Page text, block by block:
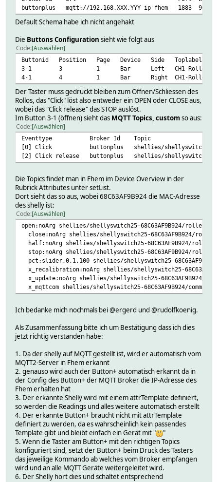
buttonplus mqtt://
Default Schema habe ich nicht angehakt
Die Buttons Configuration sieht wie folgt aus
Code Auswählen
Buttonid Position Page Device Side Toplabel
3-1 3 1 Bar Left CH1-Rollo UP
4-1 4 1 Bar Right CH1-Rollo DOWN
Der Taster muss gedrückt bleiben zum Öffnen/Schliessen des
Rollos, das "Click" löst also entweder ein OPEN oder CLOSE aus,
wobei das "Click release" das STOP auslöst.
Im Button 3-1 (öffnen) sieht das MQTT Topics, custom so aus:
Code Auswählen
Eventtype Broker Id
[0] Click buttonplus shellies/shellyswitch25-
[2] Click release buttonplus shellies/shellyswitch25-
Die Topics findet man in Fhem im Device Overview in der
Rubrick Attributes unter setList.
Dort sieht das so aus, wobei 68C63AF9B924 die MAC-Adresse
des shelly ist:
Code Auswählen
open:noArg shellies/shellyswitch25-68C63AF9B924/roller/0/
close:noArg shellies/shellyswitch25-68C63AF9B924/roller/
half:noArg shellies/shellyswitch25-68C63AF9B924/roller/0/
stop:noArg shellies/shellyswitch25-68C63AF9B924/roller/0/
pct:slider,0,1,100 shellies/shellyswitch25-68C63AF9B924/
x_recalibration:noArg shellies/shellyswitch25-
x_update:noArg shellies/shellyswitch25-68C63AF9B924/
x_mqttcom shellies/shellyswitch25-68C63AF9B924/command
Ich bedanke mich nochmals bei @ergerd und @rudolfkoenig.
Als Zusammenfassung bitte ich um Bestätigung dass ich dies
jetzt richtig verstanden habe:
1. Da der shelly auf MQTT gestellt ist, wird er automatisch vom
MQTT2-Server in Fhem erkannt
2. genauso wird auch der Button+ automatisch erkannt da in
der Config des Button+ der MQTT Broker die IP-Adresse des
Fhem erhalten hat
3. Der erkannte Shelly wird mit einem attrTemplate definiert,
so werden die Readings und alles weitere automatisch erstellt
4. Der erkannte Button+ braucht nicht mit attrTemplate
definiert zu werden, da es wahrscheinlich kein passendes
Template gibt und bleibt einfach ein Gerät mit "
"
5. Wenn die Taster am Button+ mit den richtigen Topics
konfiguriert sind, setzt der Button+ beim Druck des Tasters
das jeweilige Kommando ab welches vom Broker empfangen
wird und an alle MQTT Geräte weitergeleitet wird.
6. Der Shelly hört dies und schaltet entsprechend